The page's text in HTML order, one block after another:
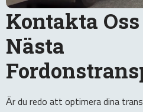
Kontakta
Nästa
Är du redo att optimera dina